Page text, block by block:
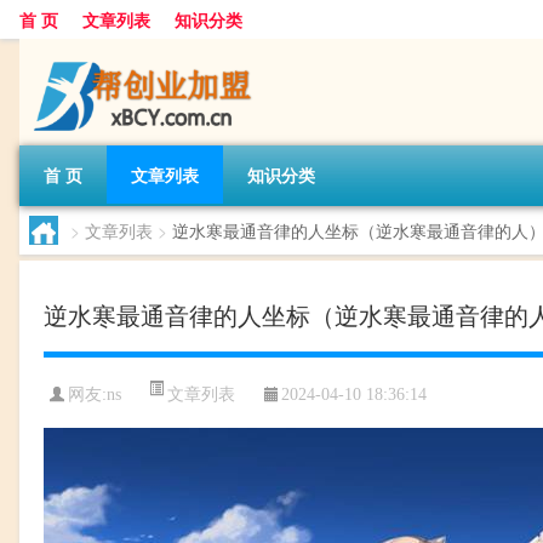
首 页 文章列表 知识分类
首 页 文章列表 知识分类
> 文章列表 > 逆水寒最通音律的人坐标（逆水寒最通音律的人
逆水寒最通音律的人坐标（逆水寒最通音律的
网友:ns 文章列表 2024-04-10 18:36:14